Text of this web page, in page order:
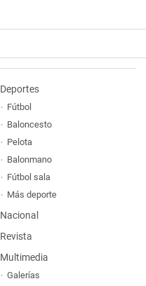
Deportes
Fútbol
Baloncesto
Pelota
Balonmano
Fútbol sala
Más deporte
Nacional
Revista
Multimedia
Galerías